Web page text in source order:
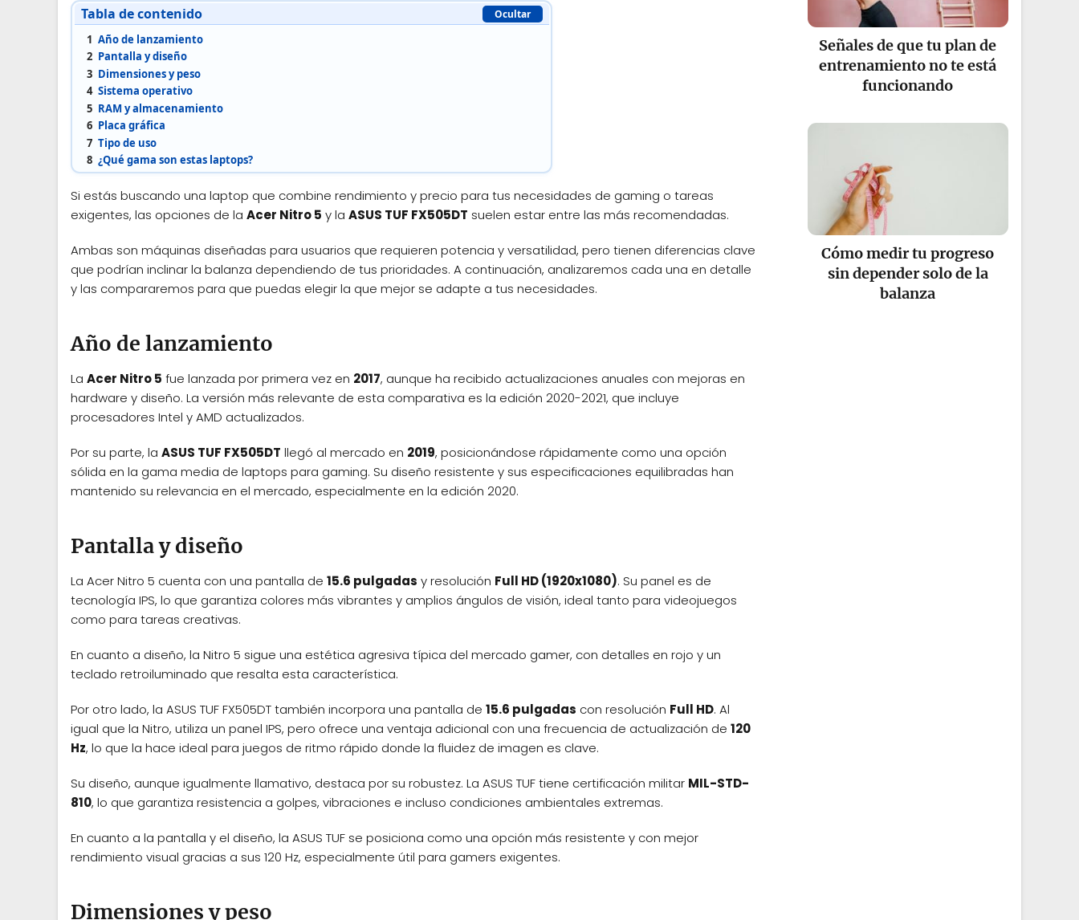
Tabla de contenido Ocultar
1 Año de lanzamiento
2 Pantalla y diseño
3 Dimensiones y peso
4 Sistema operativo
5 RAM y almacenamiento
6 Placa gráfica
7 Tipo de uso
8 ¿Qué gama son estas laptops?
Si estás buscando una laptop que combine rendimiento y precio para tus necesidades de gaming o tareas
exigentes, las opciones de la Acer Nitro 5 y la ASUS TUF FX505DT suelen estar entre las más recomendadas.
Ambas son máquinas diseñadas para usuarios que requieren potencia y versatilidad, pero tienen diferencias clave
que podrían inclinar la balanza dependiendo de tus prioridades. A continuación, analizaremos cada una en detalle
y las compararemos para que puedas elegir la que mejor se adapte a tus necesidades.
Año de lanzamiento
La Acer Nitro 5 fue lanzada por primera vez en 2017, aunque ha recibido actualizaciones anuales con mejoras en
hardware y diseño. La versión más relevante de esta comparativa es la edición 2020-2021, que incluye
procesadores Intel y AMD actualizados.
Por su parte, la ASUS TUF FX505DT llegó al mercado en 2019, posicionándose rápidamente como una opción
sólida en la gama media de laptops para gaming. Su diseño resistente y sus especificaciones equilibradas han
mantenido su relevancia en el mercado, especialmente en la edición 2020.
Pantalla y diseño
La Acer Nitro 5 cuenta con una pantalla de 15.6 pulgadas y resolución Full HD (1920x1080). Su panel es de
tecnología IPS, lo que garantiza colores más vibrantes y amplios ángulos de visión, ideal tanto para videojuegos
como para tareas creativas.
En cuanto a diseño, la Nitro 5 sigue una estética agresiva típica del mercado gamer, con detalles en rojo y un
teclado retroiluminado que resalta esta característica.
Por otro lado, la ASUS TUF FX505DT también incorpora una pantalla de 15.6 pulgadas con resolución Full HD. Al
igual que la Nitro, utiliza un panel IPS, pero ofrece una ventaja adicional con una frecuencia de actualización de 120
Hz, lo que la hace ideal para juegos de ritmo rápido donde la fluidez de imagen es clave.
Su diseño, aunque igualmente llamativo, destaca por su robustez. La ASUS TUF tiene certificación militar MIL-STD-
810, lo que garantiza resistencia a golpes, vibraciones e incluso condiciones ambientales extremas.
En cuanto a la pantalla y el diseño, la ASUS TUF se posiciona como una opción más resistente y con mejor
rendimiento visual gracias a sus 120 Hz, especialmente útil para gamers exigentes.
Dimensiones y peso
Señales de que tu plan de
entrenamiento no te está
funcionando
Cómo medir tu progreso
sin depender solo de la
balanza